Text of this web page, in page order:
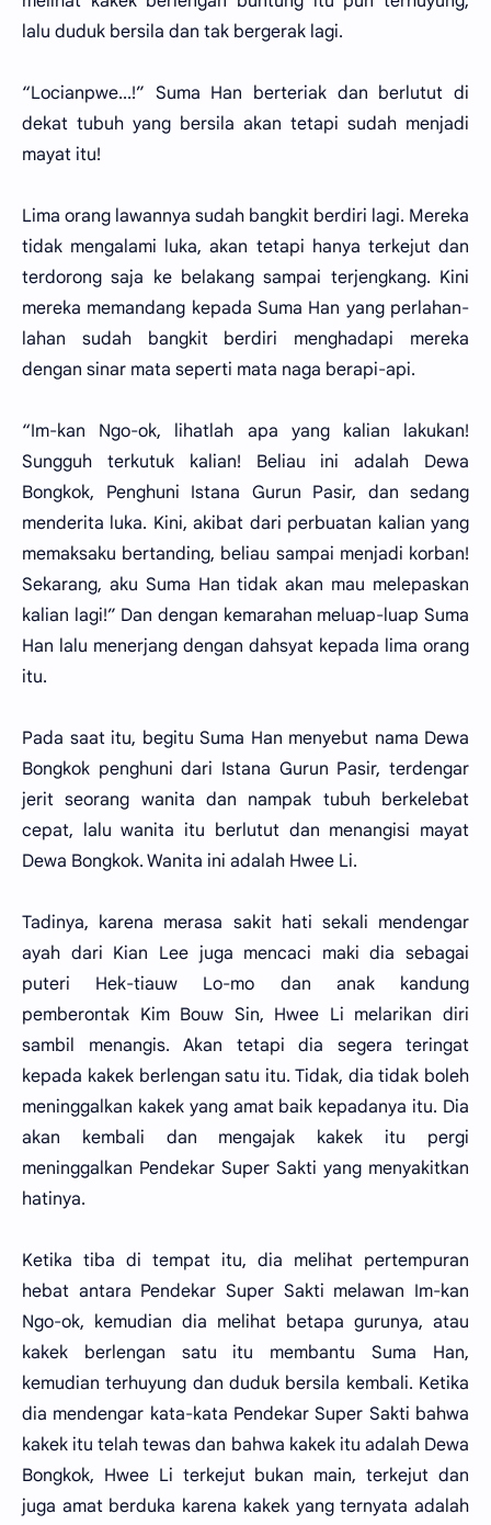
lalu duduk bersila dan tak bergerak lagi.
“Locianpwe...!” Suma Han berteriak dan berlutut di
dekat tubuh yang bersila akan tetapi sudah menjadi
mayat itu!
Lima orang lawannya sudah bangkit berdiri lagi. Mereka
tidak mengalami luka, akan tetapi hanya terkejut dan
terdorong saja ke belakang sampai terjengkang. Kini
mereka memandang kepada Suma Han yang perlahan-
lahan sudah bangkit berdiri menghadapi mereka
dengan sinar mata seperti mata naga berapi-api.
“Im-kan Ngo-ok, lihatlah apa yang kalian lakukan!
Sungguh terkutuk kalian! Beliau ini adalah Dewa
Bongkok, Penghuni Istana Gurun Pasir, dan sedang
menderita luka. Kini, akibat dari perbuatan kalian yang
memaksaku bertanding, beliau sampai menjadi korban!
Sekarang, aku Suma Han tidak akan mau melepaskan
kalian lagi!” Dan dengan kemarahan meluap-luap Suma
Han lalu menerjang dengan dahsyat kepada lima orang
itu.
Pada saat itu, begitu Suma Han menyebut nama Dewa
Bongkok penghuni dari Istana Gurun Pasir, terdengar
jerit seorang wanita dan nampak tubuh berkelebat
cepat, lalu wanita itu berlutut dan menangisi mayat
Dewa Bongkok. Wanita ini adalah Hwee Li.
Tadinya, karena merasa sakit hati sekali mendengar
ayah dari Kian Lee juga mencaci maki dia sebagai
puteri Hek-tiauw Lo-mo dan anak kandung
pemberontak Kim Bouw Sin, Hwee Li melarikan diri
sambil menangis. Akan tetapi dia segera teringat
kepada kakek berlengan satu itu. Tidak, dia tidak boleh
meninggalkan kakek yang amat baik kepadanya itu. Dia
akan kembali dan mengajak kakek itu pergi
meninggalkan Pendekar Super Sakti yang menyakitkan
hatinya.
Ketika tiba di tempat itu, dia melihat pertempuran
hebat antara Pendekar Super Sakti melawan Im-kan
Ngo-ok, kemudian dia melihat betapa gurunya, atau
kakek berlengan satu itu membantu Suma Han,
kemudian terhuyung dan duduk bersila kembali. Ketika
dia mendengar kata-kata Pendekar Super Sakti bahwa
kakek itu telah tewas dan bahwa kakek itu adalah Dewa
Bongkok, Hwee Li terkejut bukan main, terkejut dan
juga amat berduka karena kakek yang ternyata adalah